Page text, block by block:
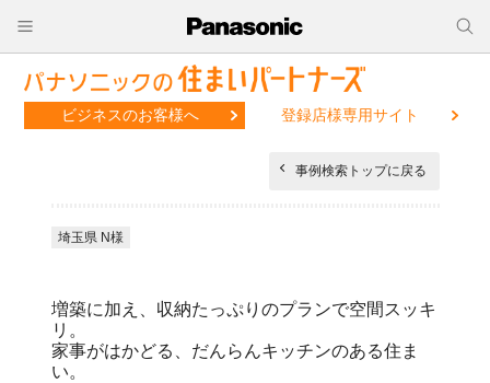
ビジネスのお客様へ 登録店様専用サイト
事例検索トップに戻る
埼玉県 N様
増築に加え、収納たっぷりのプランで空間スッキ
リ。
家事がはかどる、だんらんキッチンのある住ま
い。